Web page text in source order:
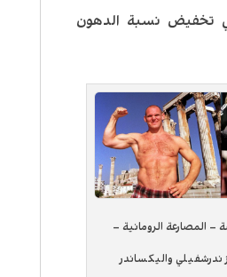
تخفيض نسبة الدهون
– المصارعة الرومانية –
ندرشفيلي واليكساندر